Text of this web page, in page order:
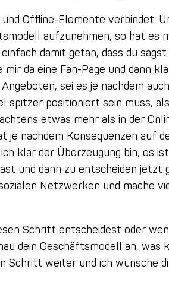
Offline-Elemente verbindet.
aufzunehmen, so hat es
damit getan, dass du
da eine Fan-Page und dann
sei es je nachdem
spitzer positioniert sein muss,
etwas mehr als in der
nachdem Konsequenzen auf
klar der Überzeugung bin, es
und dann zu entscheiden jetzt
Netzwerken und mache
Schritt entscheidest oder
dein Geschäftsmodell an, was
weiter und ich wünsche